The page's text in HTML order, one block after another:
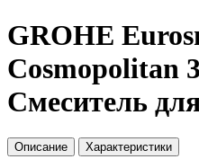
GROHE
Cosmopolitan
Смеситель
Описание Характеристики